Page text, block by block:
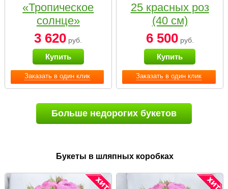
Заказать в один клик
«Тропическое
солнце»
3 620 руб.
Купить
Заказать в один клик
25 красных роз
(40 см)
6 500руб.
Купить
Больше недорогих букетов
Букеты в шляпных коробках